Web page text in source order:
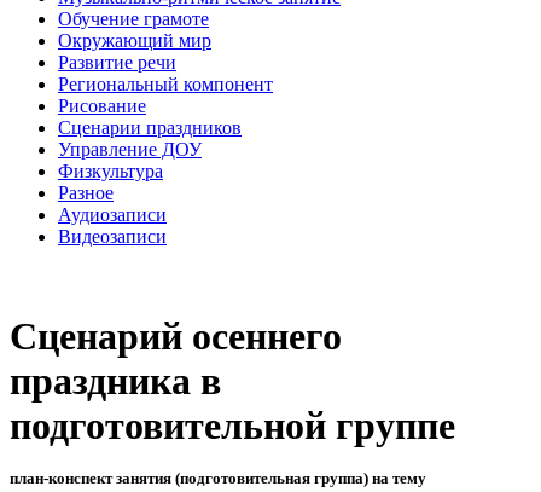
Обучение грамоте
Окружающий мир
Развитие речи
Региональный компонент
Рисование
Сценарии праздников
Управление ДОУ
Физкультура
Разное
Аудиозаписи
Видеозаписи
Сценарий осеннего
праздника в
подготовительной группе
план-конспект занятия (подготовительная группа) на тему